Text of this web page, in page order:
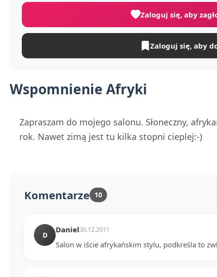
Wspomnienie Afryki
Zapraszam do mojego salonu. Słoneczny,
rok. Nawet zimą jest tu kilka stopni cieplej:-)
Zaloguj się, aby
Zaloguj się, aby
Komentarze 10
D
Daniel30.12.2011
Salon w iście afrykańskim stylu, podkreśla to